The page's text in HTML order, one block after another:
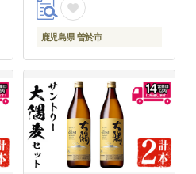
鹿児島県 曽於市